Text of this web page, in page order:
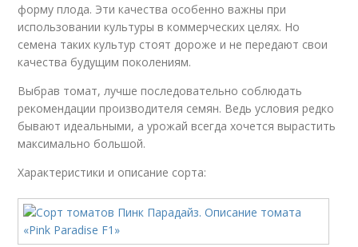
форму плода. Эти качества особенно важны при
использовании культуры в коммерческих целях. Но
семена таких культур стоят дороже и не передают свои
качества будущим поколениям.
Выбрав томат, лучше последовательно соблюдать
рекомендации производителя семян. Ведь условия редко
бывают идеальными, а урожай всегда хочется вырастить
максимально большой.
Характеристики и описание сорта: